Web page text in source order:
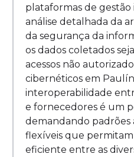
plataformas de
análise detalhada da
da segurança da
os dados coletados
acessos não
cibernéticos em
interoperabilidade
e fornecedores é um
demandando padrões
flexíveis que
eficiente entre as